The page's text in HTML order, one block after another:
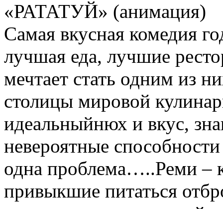
«РАТАТУЙ» (анимация)
Самая вкусная комедия
лучшая еда, лучшие
мечтает стать одним из
столицы мировой
идеальныйнюх и вкус,
невероятные
одна проблема…..Реми –
привыкшие питаться